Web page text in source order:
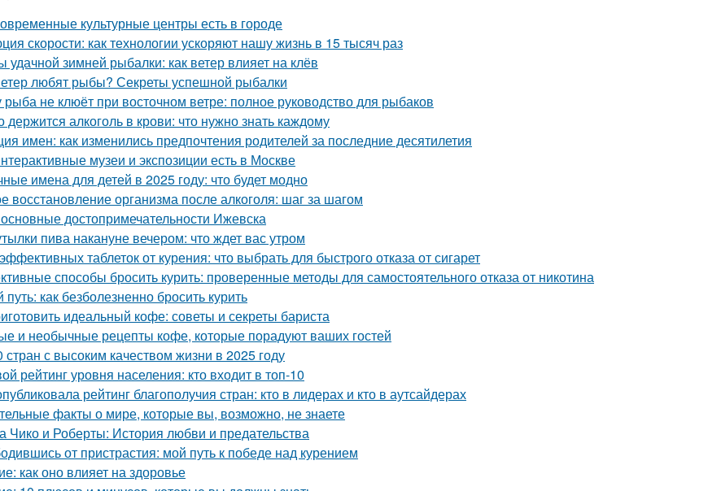
культурные центры есть в городе
скорости: как технологии ускоряют нашу жизнь в 15 тысяч раз
удачной зимней рыбалки: как ветер влияет на клёв
любят рыбы? Секреты успешной рыбалки
не клюёт при восточном ветре: полное руководство для рыбаков
держится алкоголь в крови: что нужно знать каждому
имен: как изменились предпочтения родителей за последние десятилетия
музеи и экспозиции есть в Москве
имена для детей в 2025 году: что будет модно
восстановление организма после алкоголя: шаг за шагом
достопримечательности Ижевска
пива накануне вечером: что ждет вас утром
таблеток от курения: что выбрать для быстрого отказа от сигарет
способы бросить курить: проверенные методы для самостоятельного отказа от никотина
путь: как безболезненно бросить курить
идеальный кофе: советы и секреты бариста
и необычные рецепты кофе, которые порадуют ваших гостей
стран с высоким качеством жизни в 2025 году
рейтинг уровня населения: кто входит в топ-10
рейтинг благополучия стран: кто в лидерах и кто в аутсайдерах
факты о мире, которые вы, возможно, не знаете
Чико и Роберты: История любви и предательства
от пристрастия: мой путь к победе над курением
как оно влияет на здоровье